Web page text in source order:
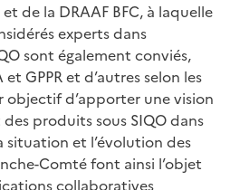
de la DRAAF BFC, à laquelle
experts dans
sont également conviés,
GPPR et d’autres selon les
objectif d’apporter une vision
produits sous SIQO dans
situation et l’évolution des
Comté font ainsi l’objet
collaboratives